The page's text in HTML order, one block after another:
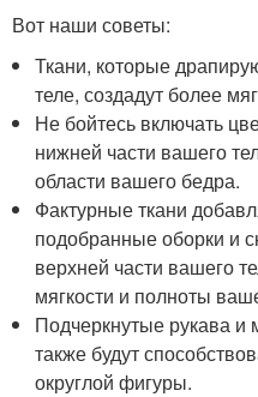
Вот наши советы:
Ткани, которые
теле, создадут более
Не бойтесь включать
нижней части вашего
области вашего бедра.
Фактурные ткани
подобранные оборки и
верхней части вашего
мягкости и полноты
Подчеркнутые рукава
также будут
округлой фигуры.